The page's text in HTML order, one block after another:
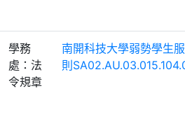
學務
處：法
令規章
南開科技大學弱勢學生
則